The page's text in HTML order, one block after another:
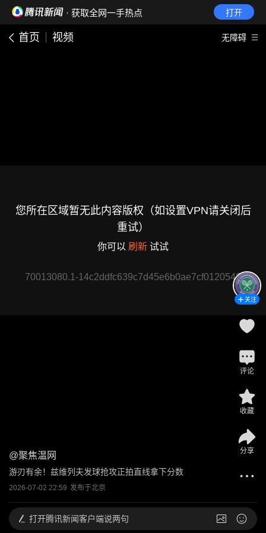
· 获取全网一手热点 打开
首页 视频 无障碍
您所在区域暂无此内容版权（如设置VPN请关闭后
重试）
你可以 刷新 试试
70013080.1-14c2ddfc639c7d45e6b0ae7cf0120543
@聚焦温网
游刃有余！兹维列夫发球抢攻正拍直线拿下分数
2026-07-02 22:59 发布于北京
关注
评论
收藏
分享
打开腾讯新闻客户端说两句